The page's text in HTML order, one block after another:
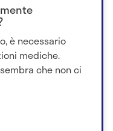
è necessario
mediche.
che non ci